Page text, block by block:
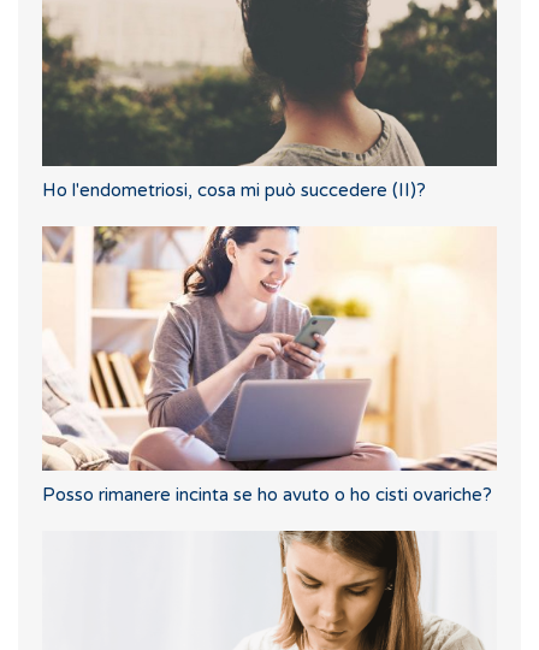
Ho l'endometriosi, cosa mi può succedere (II)?
Posso rimanere incinta se ho avuto o ho cisti ovariche?